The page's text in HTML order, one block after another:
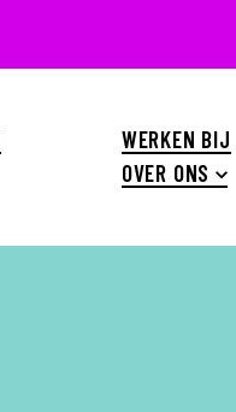
WERKEN BIJ
OVER ONS